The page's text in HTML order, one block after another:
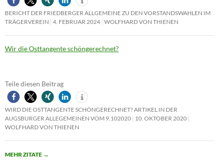
BERICHT DER FRIEDBERGER ALLGEMEINE ZU DEN VORSTANDSWAHLEN IM
TRÄGERVEREIN 4. FEBRUAR 2024 WOLFHARD VON THIENEN
Wir die Osttangente schöngerechnet?
Teile diesen Beitrag
WIRD DIE OSTTANGENTE SCHÖNGERECHNET? ARTIKEL IN DER
AUGSBURGER ALLEGEMEINEN VOM 9.102020 10. OKTOBER 2020
WOLFHARD VON THIENEN
MEHR ZITATE →